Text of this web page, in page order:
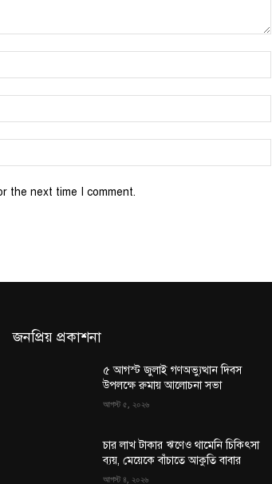
the next time I comment.
জনপ্রিয় প্রকাশনা
৫ আগস্ট জুলাই গণঅভ্যুত্থান দিবস
উপলক্ষে রুমায় আলোচনা সভা
আগস্ট ৫, ২০২৬
চার লাখ টাকার ঋণেও থামেনি চিকিৎসা
ব্যয়, মেয়েকে বাঁচাতে আকুতি বাবার
আগস্ট ৪, ২০২৬